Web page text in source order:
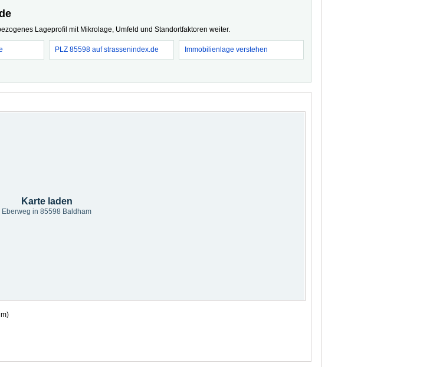
Lageprofil mit Mikrolage, Umfeld und Standortfaktoren weiter.
PLZ 85598 auf strassenindex.de Immobilienlage verstehen
Karte laden
Eberweg in 85598 Baldham